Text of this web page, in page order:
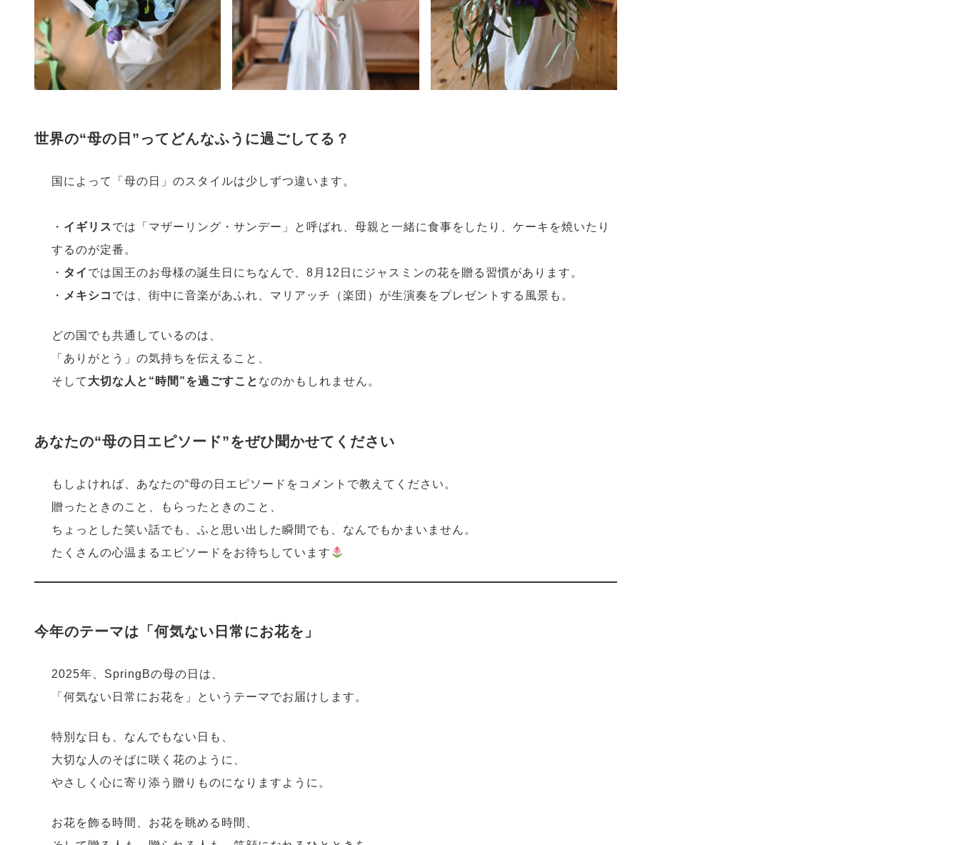
世界の“母の日”ってどんなふうに過ごしてる？
国によって「母の日」のスタイルは少しずつ違います。
・ イギリスでは「マザーリング・サンデー」と呼ばれ、母親と一緒に食事をしたり、ケーキを焼いたり
するのが定番。
・ タイ では国王のお母様の誕生日にちなんで、8月12日にジャスミンの花を贈る習慣があります。
・ メキシコ では、街中に音楽があふれ、マリアッチ（楽団）が生演奏をプレゼントする風景も。
どの国でも共通しているのは、
「ありがとう」の気持ちを伝えること、
そして 大切な人と“時間”を過ごすこと なのかもしれません。
あなたの“母の日エピソード”をぜひ聞かせてください
もしよければ、あなたの“母の日エピソードをコメントで教えてください。
贈ったときのこと、もらったときのこと、
ちょっとした笑い話でも、ふと思い出した瞬間でも、なんでもかまいません。
たくさんの心温まるエピソードをお待ちしています
今年のテーマは「何気ない日常にお花を」
2025年、SpringBの母の日は、
「何気ない日常にお花を」というテーマでお届けします。
特別な日も、なんでもない日も、
大切な人のそばに咲く花のように、
やさしく心に寄り添う贈りものになりますように。
お花を飾る時間、お花を眺める時間、